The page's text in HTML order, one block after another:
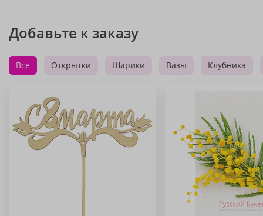
Добавьте к заказу
Все Открытки Шарики Вазы Клубника